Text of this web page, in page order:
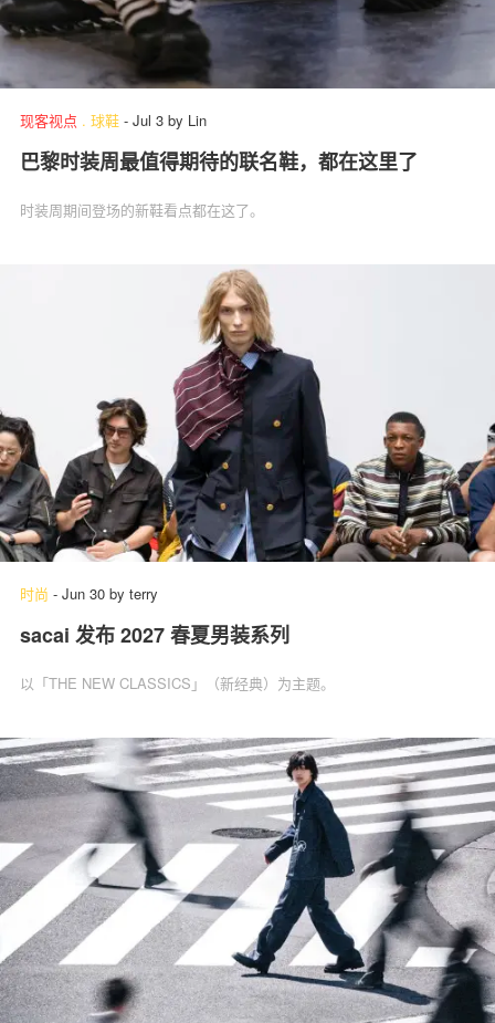
现客视点 . 球鞋 - Jul 3 by Lin
巴黎时装周最值得期待的联名鞋，都在这里了
时装周期间登场的新鞋看点都在这了。
时尚 - Jun 30 by terry
sacai 发布 2027 春夏男装系列
以「THE NEW CLASSICS」（新经典）为主题。